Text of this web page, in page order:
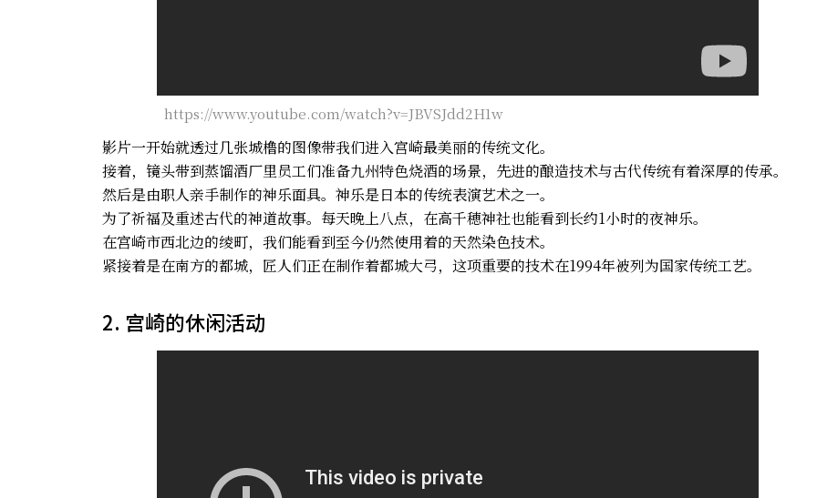
https://www.youtube.com/watch?v=JBVSJdd2H1w
影片一开始就透过几张城橹的图像带我们进入宫崎最美丽的传统文化。
接着，镜头带到蒸馏酒厂里员工们准备九州特色烧酒的场景，先进的酿造技术与古代传统有着深厚的传承。
然后是由职人亲手制作的神乐面具。神乐是日本的传统表演艺术之一。
为了祈福及重述古代的神道故事。每天晚上八点，在高千穂神社也能看到长约1小时的夜神乐。
在宫崎市西北边的绫町，我们能看到至今仍然使用着的天然染色技术。
紧接着是在南方的都城，匠人们正在制作着都城大弓，这项重要的技术在1994年被列为国家传统工艺。
2. 宫崎的休闲活动